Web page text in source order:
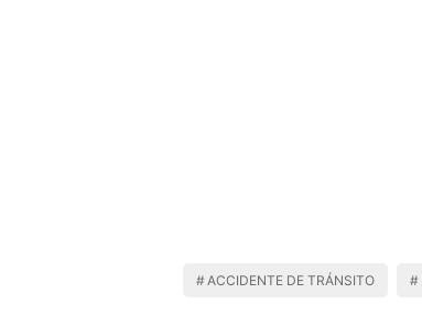
ACCIDENTE DE TRÁNSITO